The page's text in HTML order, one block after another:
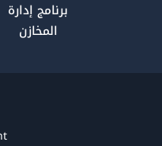
برنامج إدارة
المخازن